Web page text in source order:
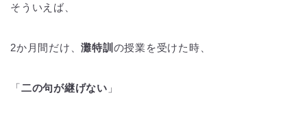
そういえば、
2か月間だけ、灘特訓 の授業を受けた時、
「二の句が継げない 」